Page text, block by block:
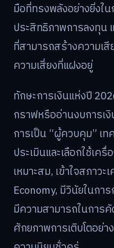
มือที่ทรงพลังอย่างยิ่งใน
ประสิทธิภาพการลงทุน
ที่สามารถสร้างความเสี
ความเสี่ยงที่แฝงอยู่
ทักษะการเงินแห่งปี
กราฟหรืออ่านงบการเ
การเป็น “ผู้ควบคุม” เ
ประเมินและเลือกใช้เค
เหมาะสม, เข้าใจสภาว
Economy, มีวินัยในกา
มีความสามารถในกา
ศักยภาพการเติบโตอย่